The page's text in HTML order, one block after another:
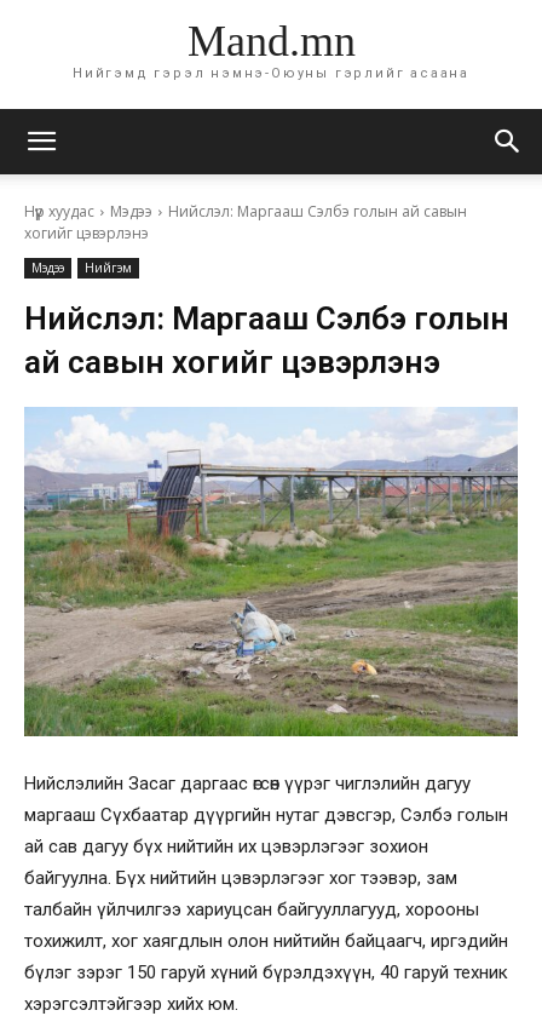
Mand.mn
Нийгэмд гэрэл нэмнэ-Оюуны гэрлийг асаана
Нүүр хуудас Мэдээ
Нийслэл: Маргааш Сэлбэ голын ай савын
хогийг цэвэрлэнэ
Мэдээ Нийгэм
Нийслэл: Маргааш Сэлбэ голын
ай савын хогийг цэвэрлэнэ
Нийслэлийн Засаг даргаас өгсөн үүрэг чиглэлийн дагуу
маргааш Сүхбаатар дүүргийн нутаг дэвсгэр, Сэлбэ голын
ай сав дагуу бүх нийтийн их цэвэрлэгээг зохион
байгуулна. Бүх нийтийн цэвэрлэгээг хог тээвэр, зам
талбайн үйлчилгээ хариуцсан байгууллагууд, хорооны
тохижилт, хог хаягдлын олон нийтийн байцаагч, иргэдийн
бүлэг зэрэг 150 гаруй хүний бүрэлдэхүүн, 40 гаруй техник
хэрэгсэлтэйгээр хийх юм.